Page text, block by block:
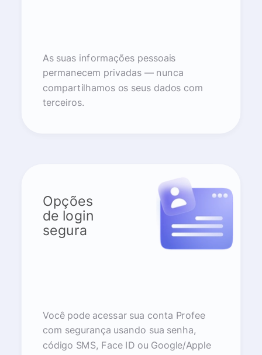
As suas informações pessoais
permanecem privadas — nunca
compartilhamos os seus dados com
terceiros.
Opções
de login
segura
Você pode acessar sua conta Profee
com segurança usando sua senha,
código SMS, Face ID ou Google/Apple